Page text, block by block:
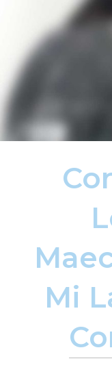
Mi